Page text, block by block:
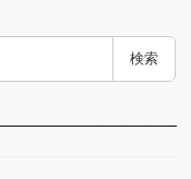
検索